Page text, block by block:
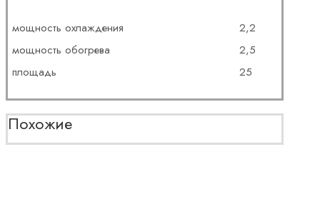
мощность охлаждения
2,2
мощность обогрева
2,5
площадь
25
Похожие